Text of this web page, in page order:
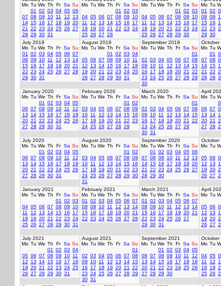
Mo Tu We Th Fr Sa Su
01
02 03 04 05 06
07 08 09 10 11 12
13
14 15 16 17 18 19 20
21
22 23 24 25 26 27
28 29 30 31
Mo Tu We Th Fr Sa Su
01
02 03
04 05 06 07 08 09
10
11
12 13 14 15 16
17
18
19 20 21 22 23 24
25 26 27 28
Mo Tu We Th Fr Sa Su
01
02 03
04 05 06 07 08 09
10
11
12 13 14 15 16
17
18
19 20 21 22 23 24
25 26 27 28 29 30
Mo Tu
01
02
08 09
15 16
22 23
29 30
July 2019
Mo Tu We Th Fr Sa Su
01
02 03 04 05 06 07
08 09 10 11 12 13
14
15 16 17 18 19 20 21
22 23 24 25 26 27 28
29 30 31
August 2019
Mo Tu We Th Fr Sa Su
01
02 03 04
05 06 07 08 09 10 11
12
13 14 15 16 17
18
19 20 21 22 23 24 25
26 27 28 29 30 31
September 2019
Mo Tu We Th Fr Sa Su
01
02 03 04 05 06 07 08
09
10 11 12 13 14 15
16
17 18 19 20 21
22
23 24 25 26 27 28 29
30
October
Mo Tu
01
07 08
14 15
21
22
28 29
January 2020
Mo Tu We Th Fr Sa Su
01
02 03 04 05
06 07 08 09 10 11
12
13
14 15 16 17 18
19
20 21 22 23 24 25 26
27 28 29 30 31
February 2020
Mo Tu We Th Fr Sa Su
01
02
03 04 05 06 07 08 09
10 11 12 13 14 15 16
17
18 19 20 21 22 23
24 25 26 27 28 29
March 2020
Mo Tu We Th Fr Sa Su
01
02 03 04 05 06 07 08
09
10 11 12 13 14 15
16
17 18 19 20 21
22
23 24 25 26 27 28
30 31
April
Mo Tu
06 07
13
14
20 21
27 28
July 2020
Mo Tu We Th Fr Sa Su
01
02 03 04 05
06 07 08 09 10 11
12
13
14 15 16 17 18
19
20 21 22 23 24 25 26
27 28 29 30 31
August 2020
Mo Tu We Th Fr Sa Su
01
02
03 04 05 06 07 08 09
10 11 12 13 14 15 16
17
18 19 20 21 22 23
24 25 26 27 28 29 30
31
September 2020
Mo Tu We Th Fr Sa Su
01
02 03 04 05 06
07 08 09 10 11 12
13
14 15 16 17 18 19 20
21
22 23 24 25 26 27
28 29 30
October
Mo Tu
05 06
12
13
19 20
26 27
January 2021
Mo Tu We Th Fr Sa Su
01
02 03
04 05 06 07 08 09
10
11
12 13 14 15 16
17
18
19 20 21 22 23 24
25 26 27 28 29 30 31
February 2021
Mo Tu We Th Fr Sa Su
01
02 03 04 05 06 07
08 09 10 11 12 13
14
15 16 17 18 19 20 21
22 23 24 25 26 27 28
March 2021
Mo Tu We Th Fr Sa Su
01
02 03 04 05 06 07
08 09 10 11 12 13
14
15 16 17 18 19 20 21
22 23 24 25 26 27
29 30 31
April
Mo Tu
05 06
12
13
19 20
26 27
July 2021
Mo Tu We Th Fr Sa Su
01
02 03 04
05 06 07 08 09 10 11
12
13 14 15 16 17
18
19 20 21 22 23 24 25
26 27 28 29 30 31
August 2021
Mo Tu We Th Fr Sa Su
01
02 03 04 05 06 07 08
09
10 11 12 13 14 15
16
17 18 19 20 21
22
23 24 25 26 27 28 29
30 31
September 2021
Mo Tu We Th Fr Sa Su
01
02 03 04 05
06 07 08 09 10 11
12
13
14 15 16 17 18
19
20 21 22 23 24 25 26
27 28 29 30
October
Mo Tu
04 05
11
12
18
19
25 26